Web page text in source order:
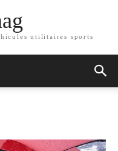
utilitaires sports